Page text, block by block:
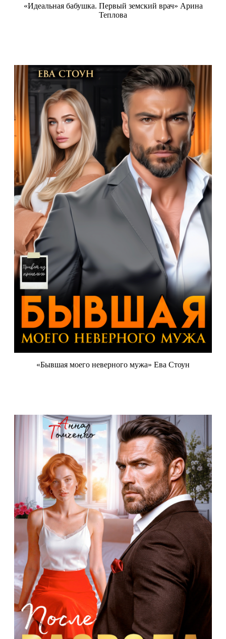
«Идеальная бабушка. Первый земский врач» Арина
Теплова
«Бывшая моего неверного мужа» Ева Стоун